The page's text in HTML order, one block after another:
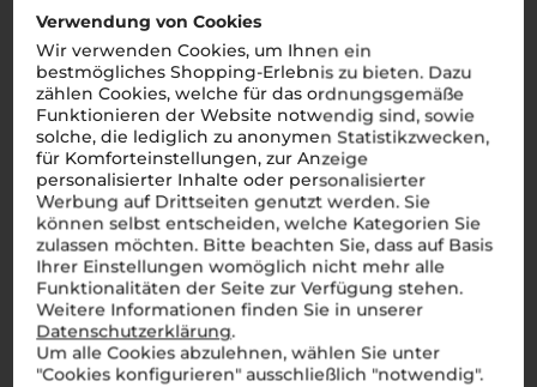
Verwendung von Cookies
Wir verwenden Cookies, um Ihnen ein
bestmögliches Shopping-Erlebnis zu bieten. Dazu
zählen Cookies, welche für das ordnungsgemäße
Funktionieren der Website notwendig sind, sowie
solche, die lediglich zu anonymen Statistikzwecken,
für Komforteinstellungen, zur Anzeige
personalisierter Inhalte oder personalisierter
Werbung auf Drittseiten genutzt werden. Sie
können selbst entscheiden, welche Kategorien Sie
zulassen möchten. Bitte beachten Sie, dass auf Basis
Ihrer Einstellungen womöglich nicht mehr alle
Funktionalitäten der Seite zur Verfügung stehen.
Weitere Informationen finden Sie in unserer
Datenschutzerklärung.
Um alle Cookies abzulehnen, wählen Sie unter
"Cookies konfigurieren" ausschließlich "notwendig".
und Küsten perfekt ein. Jeder Schluck entführt in den Süden,
wo die Sonne das Leben bestimmt und der
wärmt.Kampanienistla dolce vita– im wahrsten Sinne.
Mehr Weine aus Kampanien